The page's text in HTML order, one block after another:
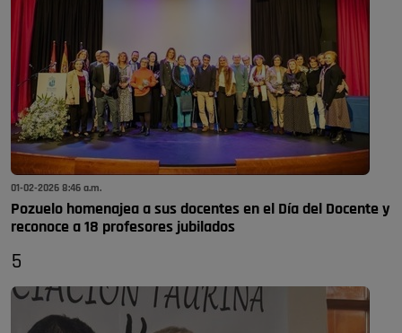
01-02-2026 8:46 a.m.
Pozuelo homenajea a sus docentes en el Día del Docente y
reconoce a 18 profesores jubilados
5